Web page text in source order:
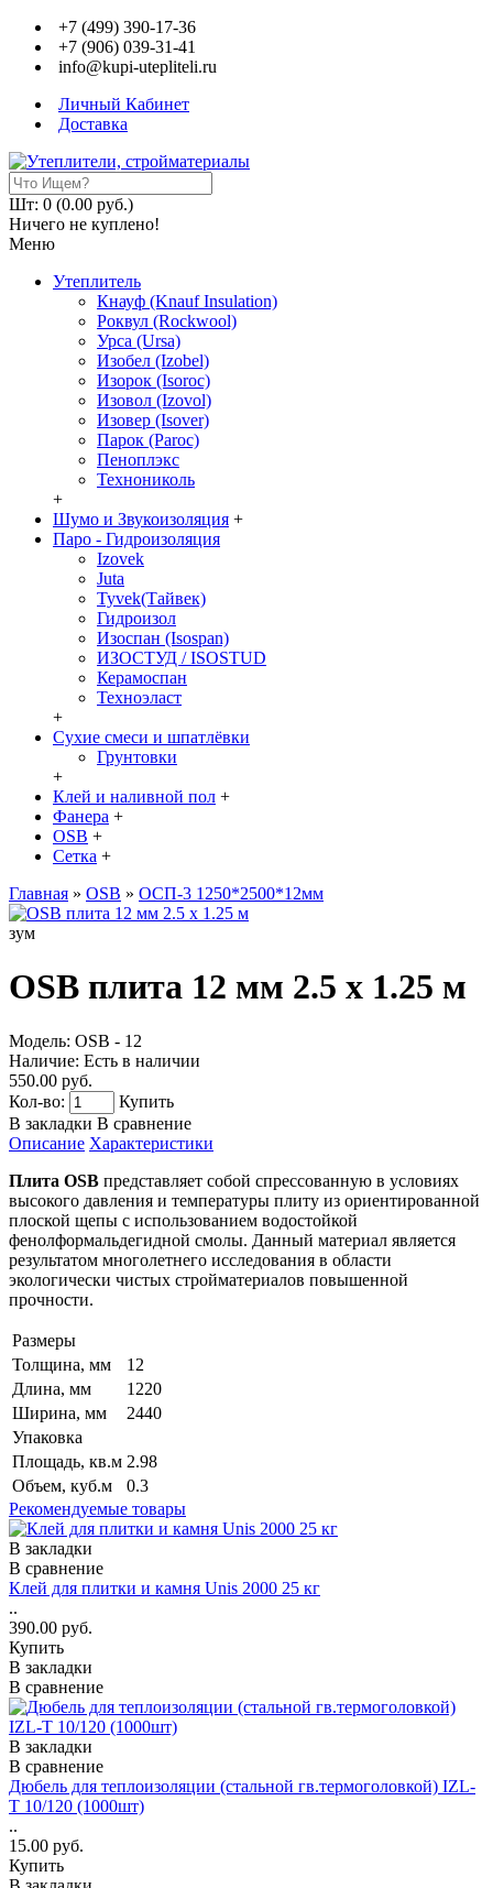
+7 (499) 390-17-36
+7 (906) 039-31-41
info@kupi-utepliteli.ru
Личный Кабинет
Доставка
Шт: 0 (0.00 руб.)
Ничего не куплено!
Меню
Утеплитель
Кнауф (Knauf Insulation)
Роквул (Rockwool)
Урса (Ursa)
Изобел (Izobel)
Изорок (Isoroc)
Изовол (Izovol)
Изовер (Isover)
Парок (Paroс)
Пеноплэкс
Технониколь
+
Шумо и Звукоизоляция +
Паро - Гидроизоляция
Izovek
Juta
Tyvek(Тайвек)
Гидроизол
Изоспан (Isospan)
ИЗОСТУД / ISOSTUD
Керамоспан
Техноэласт
+
Сухие смеси и шпатлёвки
Грунтовки
+
Клей и наливной пол +
Фанера +
OSB +
Сетка +
Главная » OSB » ОСП-3 1250*2500*12мм
зум
OSB плита 12 мм 2.5 х 1.25 м
Модель: OSB - 12
Наличие: Есть в наличии
550.00 руб.
Кол-во:
Купить
В закладки В сравнение
Описание Характеристики
Плита OSB представляет собой спрессованную в условиях
высокого давления и температуры плиту из ориентированной
плоской щепы с использованием водостойкой
фенолформальдегидной смолы. Данный материал является
результатом многолетнего исследования в области
экологически чистых стройматериалов повышенной
прочности.
Размеры
Толщина, мм
12
Длина, мм
1220
Ширина, мм
2440
Упаковка
Площадь, кв.м 2.98
Объем, куб.м
0.3
Рекомендуемые товары
В закладки
В сравнение
Клей для плитки и камня Unis 2000 25 кг
..
390.00 руб.
Купить
В закладки
В сравнение
В закладки
В сравнение
Дюбель для теплоизоляции (стальной гв.термоголовкой) IZL-
T 10/120 (1000шт)
..
15.00 руб.
Купить